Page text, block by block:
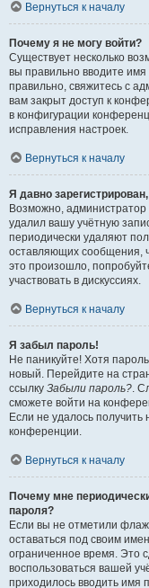
Вернуться к началу
Почему я не могу войти?
Существует несколько
вы правильно вводите
правильно, свяжитесь с
вам закрыт доступ к
в конфигурации
исправления настроек.
Вернуться к началу
Я давно
Возможно, администратор
удалил вашу учётную
периодически удаляют
оставляющих сообщения,
это произошло,
участвовать в дискуссиях.
Вернуться к началу
Я забыл пароль!
Не паникуйте! Хотя
новый. Перейдите на
ссылку Забыли пароль?.
сможете войти на
Если не удалось
конференции.
Вернуться к началу
Почему мне
пароля?
Если вы не отметили
оставаться под своим
ограниченное время. Это
воспользоваться вашей
приходилось вводить имя